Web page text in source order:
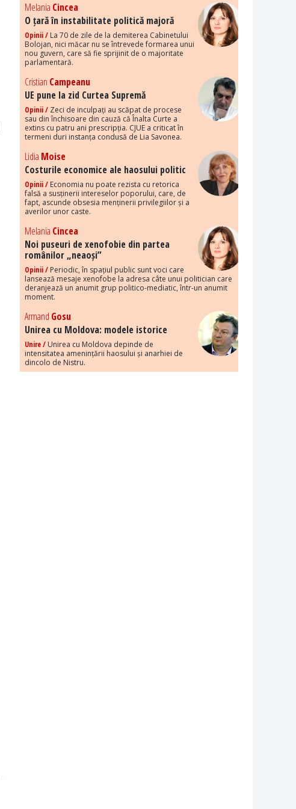
Melania Cincea
O țară în instabilitate politică majoră
Opinii / La 70 de zile de la demiterea Cabinetului
Bolojan, nici măcar nu se întrevede formarea unui
nou guvern, care să fie sprijinit de o majoritate
parlamentară.
Cristian Campeanu
UE pune la zid Curtea Supremă
Opinii / Zeci de inculpați au scăpat de procese
sau din închisoare din cauză că Înalta Curte a
extins cu patru ani prescripția. CJUE a criticat în
termeni duri instanța condusă de Lia Savonea.
Lidia Moise
Costurile economice ale haosului politic
Opinii / Economia nu poate rezista cu retorica
falsă a susținerii intereselor poporului, care, de
fapt, ascunde obsesia menținerii privilegiilor și a
averilor unor caste.
Melania Cincea
Noi puseuri de xenofobie din partea
românilor „neaoși”
Opinii / Periodic, în spațiul public sunt voci care
lansează mesaje xenofobe la adresa câte unui politician care
deranjează un anumit grup politico-mediatic, într-un anumit
moment.
Armand Gosu
Unirea cu Moldova: modele istorice
Unire / Unirea cu Moldova depinde de
intensitatea amenințării haosului și anarhiei de
dincolo de Nistru.